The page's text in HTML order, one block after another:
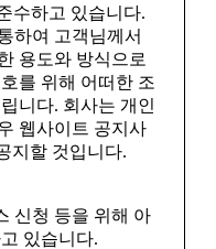
수하고 있습니다.
하여 고객님께서
용도와 방식으로
를 위해 어떠한 조
니다. 회사는 개인
웹사이트 공지사
지할 것입니다.
신청 등을 위해 아
있습니다.